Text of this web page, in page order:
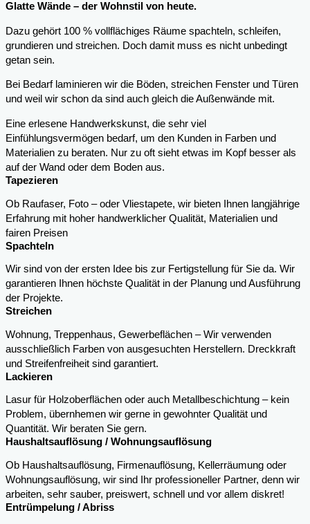
Glatte Wände – der Wohnstil von heute.
Dazu gehört 100 % vollflächiges Räume spachteln, schleifen,
grundieren und streichen. Doch damit muss es nicht unbedingt
getan sein.
Bei Bedarf laminieren wir die Böden, streichen Fenster und Türen
und weil wir schon da sind auch gleich die Außenwände mit.
Eine erlesene Handwerkskunst, die sehr viel
Einfühlungsvermögen bedarf, um den Kunden in Farben und
Materialien zu beraten. Nur zu oft sieht etwas im Kopf besser als
auf der Wand oder dem Boden aus.
Tapezieren
Ob Raufaser, Foto – oder Vliestapete, wir bieten Ihnen langjährige
Erfahrung mit hoher handwerklicher Qualität, Materialien und
fairen Preisen
Spachteln
Wir sind von der ersten Idee bis zur Fertigstellung für Sie da. Wir
garantieren Ihnen höchste Qualität in der Planung und Ausführung
der Projekte.
Streichen
Wohnung, Treppenhaus, Gewerbeflächen – Wir verwenden
ausschließlich Farben von ausgesuchten Herstellern. Dreckkraft
und Streifenfreiheit sind garantiert.
Lackieren
Lasur für Holzoberflächen oder auch Metallbeschichtung – kein
Problem, übernhemen wir gerne in gewohnter Qualität und
Quantität. Wir beraten Sie gern.
Haushaltsauflösung / Wohnungsauflösung
Ob Haushaltsauflösung, Firmenauflösung, Kellerräumung oder
Wohnungsauflösung, wir sind Ihr professioneller Partner, denn wir
arbeiten, sehr sauber, preiswert, schnell und vor allem diskret!
Entrümpelung / Abriss